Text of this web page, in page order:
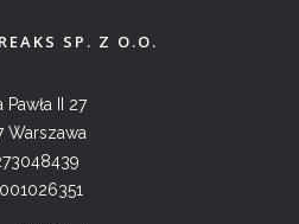
SP. Z O.O.
Pawła II 27
Warszawa